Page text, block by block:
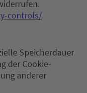
controls/
Speicherdauer
der Cookie-
anderer